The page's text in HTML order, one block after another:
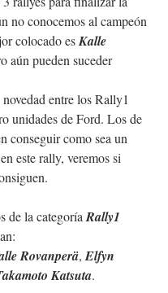
no conocemos al campeón
colocado es Kalle
aún pueden suceder
entre los Rally1
unidades de Ford. Los de
conseguir como sea un
este rally, veremos si
de la categoría Rally1
Rovanperä, Elfyn
Katsuta.